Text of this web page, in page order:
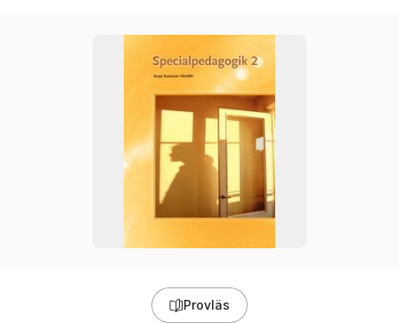
Provläs